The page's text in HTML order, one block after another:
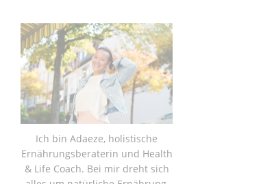
Ich bin Adaeze, holistische
Ernährungsberaterin und Health
& Life Coach. Bei mir dreht sich